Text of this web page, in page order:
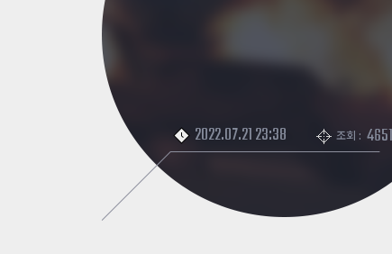
2022.07.21 23:38 조회 : 4651